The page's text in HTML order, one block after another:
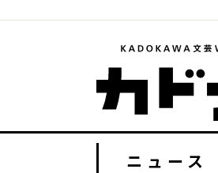
ニュース